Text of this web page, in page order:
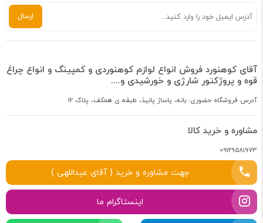
آقای کوهنورد فروش انواع لوازم کوهنوردی و کمپینگ و انواع چراغ
قوه و پروژکتور شارژی و خورشیدی و....
آدرس فروشگاه حضوری: بانه، پاساژ پانیذ، طبقه ی همکف، پلاک 12
مشاوره و خرید کالا
09129581973
جهت مشاوره و خرید ( آقای عبداللهی )
اینستاگرام ما